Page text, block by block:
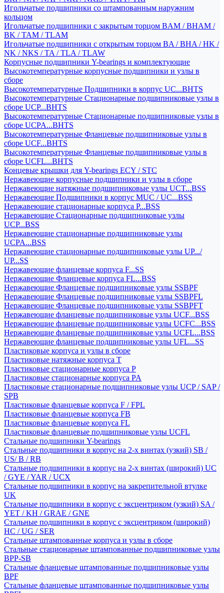
Игольчатые подшипники со штампованным наружним
кольцом
Игольчатые подшипники с закрытым торцом BAM / BHAM /
BK / TAM / TLAM
Игольчатые подшипники с открытым торцом BA / BHA / HK /
NK / NKS / TA / TLA / TLAW
Корпусные подшипники Y-bearings и комплектующие
Высокотемпературные корпусные подшипники и узлы в
сборе
Высокотемпературные Подшипники в корпус UC...BHTS
Высокотемпературные Стационарные подшипниковые узлы в
сборе UCP...BHTS
Высокотемпературные Стационарные подшипниковые узлы в
сборе UCPA...BHTS
Высокотемпературные Фланцевые подшипниковые узлы в
сборе UCF...BHTS
Высокотемпературные Фланцевые подшипниковые узлы в
сборе UCFL...BHTS
Концевые крышки для Y-bearings ECY / STC
Нержавеющие корпусные подшипники и узлы в сборе
Нержавеющие натяжные подшипниковые узлы UCT...BSS
Нержавеющие Подшипники в корпус MUC / UC...BSS
Нержавеющие стационарные корпуса P...BSS
Нержавеющие Стационарные подшипниковые узлы
UCP...BSS
Нержавеющие стационарные подшипниковые узлы
UCPA...BSS
Нержавеющие стационарные подшипниковые узлы UP.../
UP...SS
Нержавеющие фланцевые корпуса F...SS
Нержавеющие Фланцевые корпуса FL...BSS
Нержавеющие Фланцевые подшипниковые узлы SSBPF
Нержавеющие Фланцевые подшипниковые узлы SSBPFL
Нержавеющие Фланцевые подшипниковые узлы SSBPFT
Нержавеющие фланцевые подшипниковые узлы UCF...BSS
Нержавеющие фланцевые подшипниковые узлы UCFC...BSS
Нержавеющие фланцевые подшипниковые узлы UCFL...BSS
Нержавеющие фланцевые подшипниковые узлы UFL...SS
Пластиковые корпуса и узлы в сборе
Пластиковые натяжные корпуса T
Пластиковые стационарные корпуса P
Пластиковые стационарные корпуса PA
Пластиковые стационарные подшипниковые узлы UCP / SAP /
SPB
Пластиковые фланцевые корпуса F / FPL
Пластиковые фланцевые корпуса FB
Пластиковые фланцевые корпуса FL
Пластиковые фланцевые подшипниковые узлы UCFL
Стальные подшипники Y-bearings
Стальные подшипники в корпус на 2-х винтах (узкий) SB /
US/ B / RB
Стальные подшипники в корпус на 2-х винтах (широкий) UC
/ GYE / YAR / UCX
Стальные подшипники в корпус на закрепительной втулке
UK
Стальные подшипники в корпус с эксцентриком (узкий) SA /
YET / KH / GRAE / GNE
Стальные подшипники в корпус с эксцентриком (широкий)
HC / UG / SER
Стальные штампованные корпуса и узлы в сборе
Стальные стационарные штампованные подшипниковые узлы
BPP-SB
Стальные фланцевые штампованные подшипниковые узлы
BPF
Стальные фланцевые штампованные подшипниковые узлы